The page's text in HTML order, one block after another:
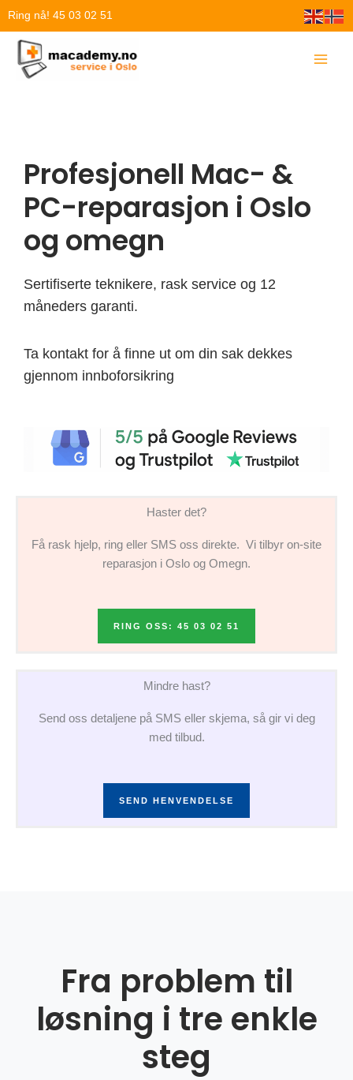
Hopp
innholdet
Ring nå! 45 03 02 51
Profesjonell Mac- &
PC-reparasjon i Oslo
og omegn
Sertifiserte teknikere, rask service og 12
måneders garanti.
Ta kontakt for å finne ut om din sak dekkes
gjennom innboforsikring
Haster det?
Få rask hjelp, ring eller SMS oss direkte. Vi tilbyr on-site
reparasjon i Oslo og Omegn.
RING OSS: 45 03 02 51
Mindre hast?
Send oss detaljene på SMS eller skjema, så gir vi deg
med tilbud.
SEND HENVENDELSE
Fra problem til
løsning i tre enkle
steg